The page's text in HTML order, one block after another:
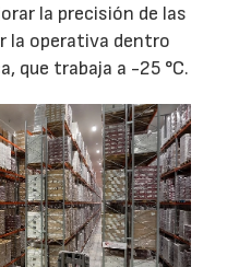
la precisión de las
la operativa dentro
que trabaja a -25 °C.